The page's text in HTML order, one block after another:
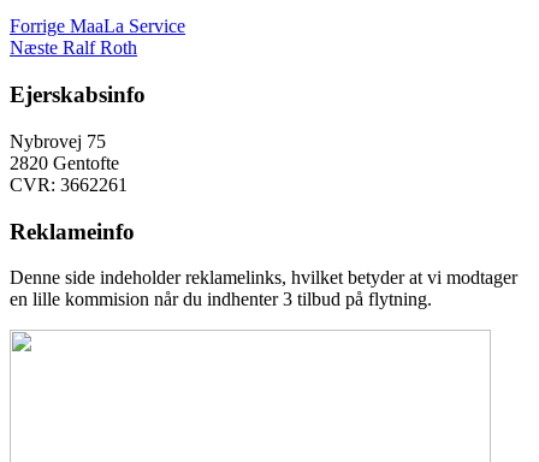
Indlægsnavigation
Forrige Forrige
indlæg:
MaaLa Service
Næste Næste
Ralf Roth
Ejerskabsinfo
Nybrovej 75
2820 Gentofte
CVR: 3662261
Reklameinfo
Denne side indeholder reklamelinks, hvilket betyder at vi modtager
en lille kommision når du indhenter 3 tilbud på flytning.